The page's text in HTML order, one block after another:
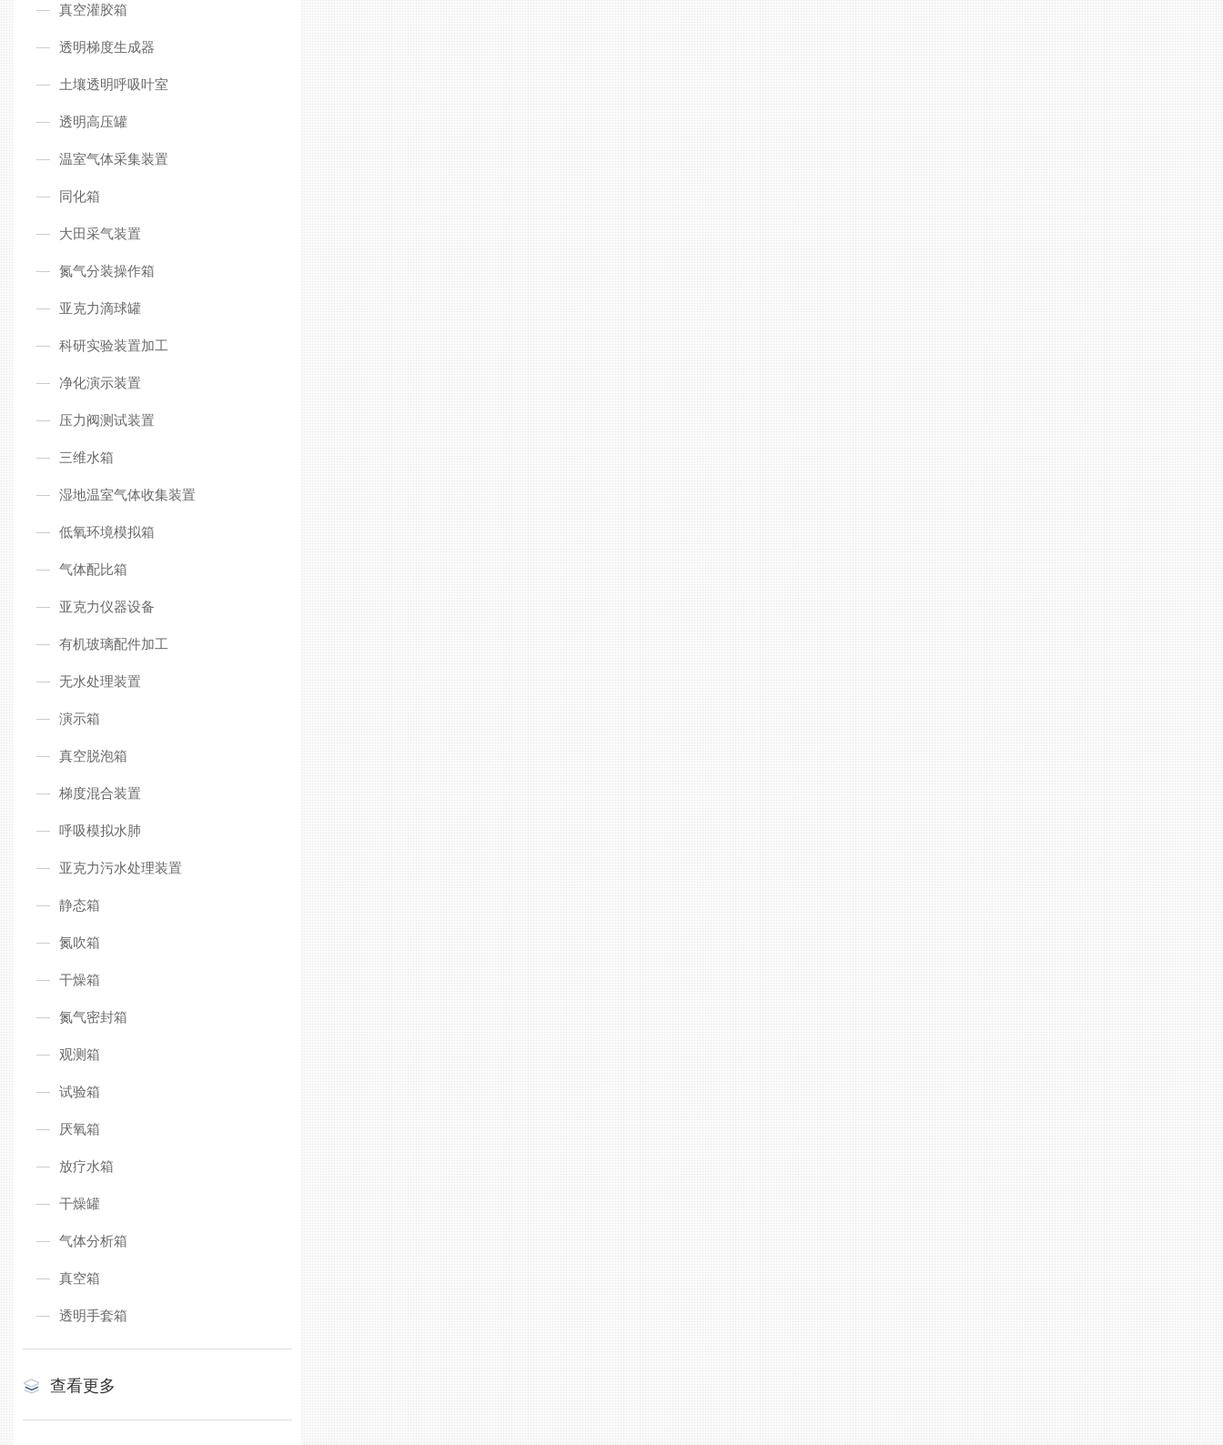
真空灌胶箱
透明梯度生成器
土壤透明呼吸叶室
透明高压罐
温室气体采集装置
同化箱
大田采气装置
氮气分装操作箱
亚克力滴球罐
科研实验装置加工
净化演示装置
压力阀测试装置
三维水箱
湿地温室气体收集装置
低氧环境模拟箱
气体配比箱
亚克力仪器设备
有机玻璃配件加工
无水处理装置
演示箱
真空脱泡箱
梯度混合装置
呼吸模拟水肺
亚克力污水处理装置
静态箱
氮吹箱
干燥箱
氮气密封箱
观测箱
试验箱
厌氧箱
放疗水箱
干燥罐
气体分析箱
真空箱
透明手套箱
查看更多